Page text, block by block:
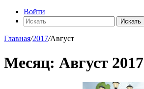
Войти
Искать
Главная/2017/Август
Месяц: Август 2017